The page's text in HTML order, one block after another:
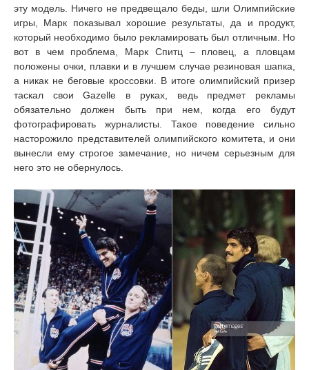
эту модель. Ничего не предвещало беды, шли Олимпийские
игры, Марк показывал хорошие результаты, да и продукт,
который необходимо было рекламировать был отличным. Но
вот в чем проблема, Марк Спитц – пловец, а пловцам
положены очки, плавки и в лучшем случае резиновая шапка,
а никак не беговые кроссовки. В итоге олимпийский призер
таскал свои Gazelle в руках, ведь предмет рекламы
обязательно должен быть при нем, когда его будут
фотографировать журналисты. Такое поведение сильно
насторожило представителей олимпийского комитета, и они
вынесли ему строгое замечание, но ничем серьезным для
него это не обернулось.